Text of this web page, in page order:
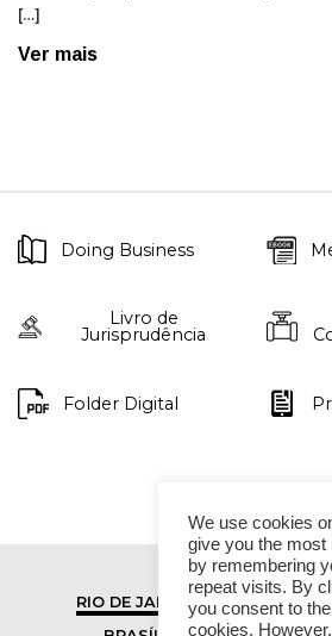
[…]
Ver mais
Doing Business
Livro de
Jurisprudência
Folder Digital
RIO DE JANEIRO
We use cookies
give you the most
by remembering
repeat visits. By
you consent to
cookies.